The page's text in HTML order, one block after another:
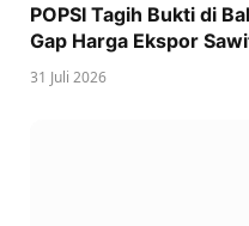
POPSI Tagih Bukti di
Gap Harga Ekspor
31 Juli 2026